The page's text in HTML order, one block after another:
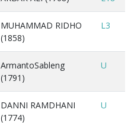
MUHAMMAD RIDHO
(1858)
L3
ArmantoSableng
(1791)
U
DANNI RAMDHANI
(1774)
U